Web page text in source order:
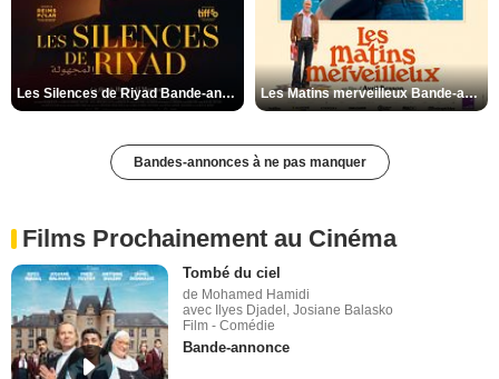
Les Silences de Riyad Bande-annonce VO STFR Les Matins merveilleux Bande-annonce VF
Bandes-annonces à ne pas manquer
Films Prochainement au Cinéma
Tombé du ciel
de Mohamed Hamidi
avec Ilyes Djadel, Josiane Balasko
Film - Comédie
Bande-annonce